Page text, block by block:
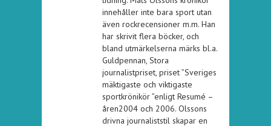
innehåller inte bara sport utan
även rockrecensioner m.m. Han
har skrivit flera böcker, och
bland utmärkelserna märks bl.a.
Guldpennan, Stora
journalistpriset, priset ”Sveriges
mäktigaste och viktigaste
sportkrönikör ”enligt Resumé –
åren2004 och 2006. Olssons
drivna journaliststil skapar en